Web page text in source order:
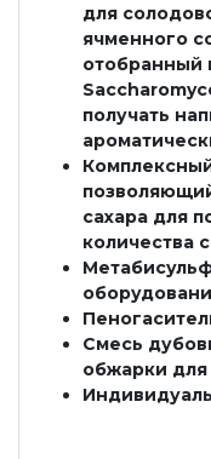
для
ячменнoгo
отобранный
получaть
сахара для
количества
Смесь
обжарки для